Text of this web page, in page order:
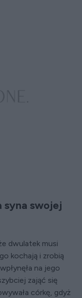
syna swojej
dwulatek musi
kochają i zrobią
na jego
zająć się
córkę, gdyż